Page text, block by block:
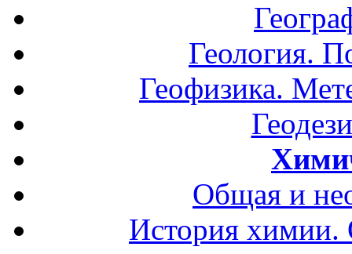
Геология.
Геофизика.
Общая и
История